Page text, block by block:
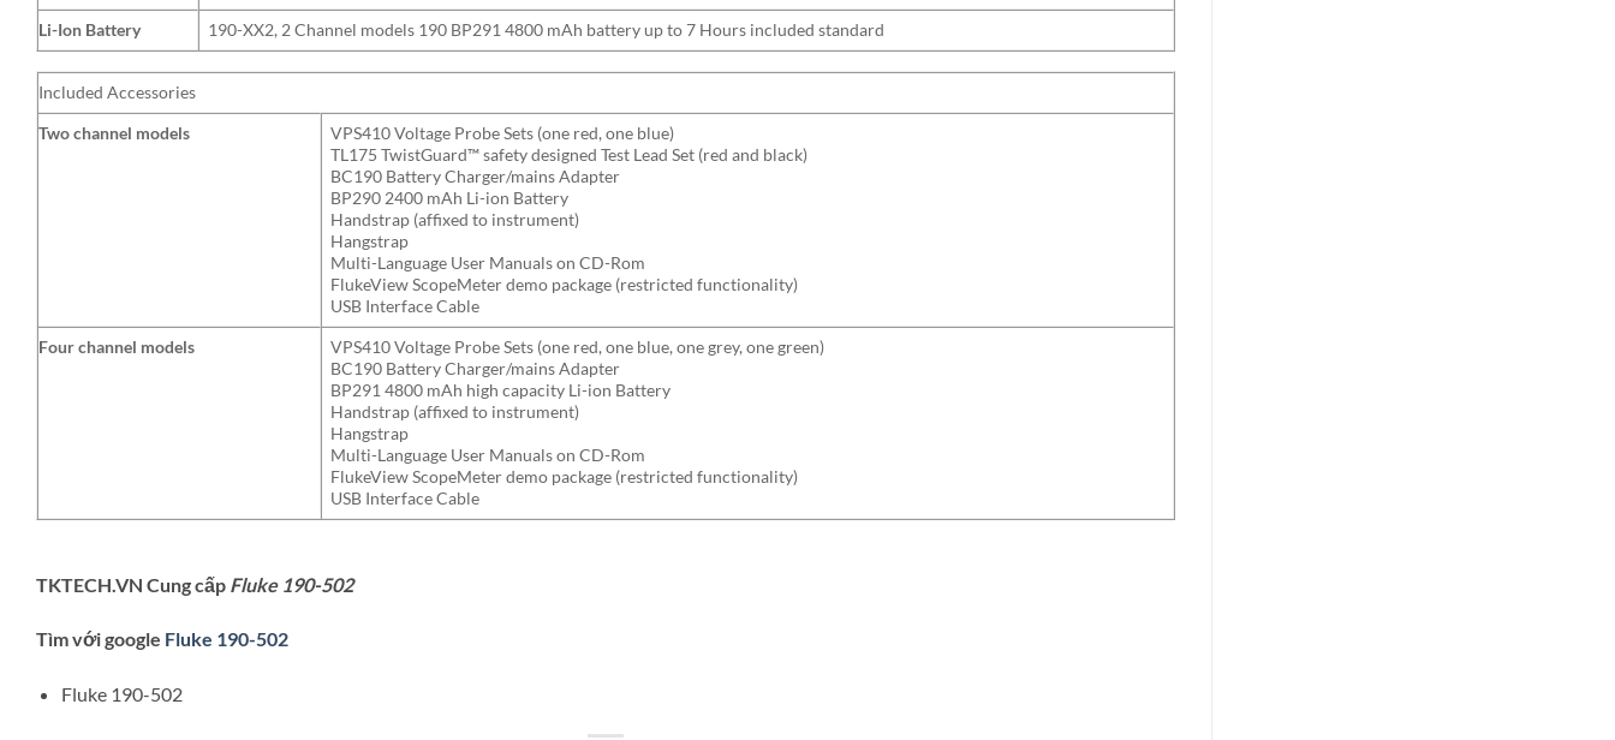
Li-Ion Battery
190-XX2, 2 Channel models 190 BP291 4800 mAh battery up to 7 Hours included standard
Included Accessories
Two channel models
VPS410 Voltage Probe Sets (one red, one blue)
TL175 TwistGuard™ safety designed Test Lead Set (red and black)
BC190 Battery Charger/mains Adapter
BP290 2400 mAh Li-ion Battery
Handstrap (affixed to instrument)
Hangstrap
Multi-Language User Manuals on CD-Rom
FlukeView ScopeMeter demo package (restricted functionality)
USB Interface Cable
Four channel models
VPS410 Voltage Probe Sets (one red, one blue, one grey, one green)
BC190 Battery Charger/mains Adapter
BP291 4800 mAh high capacity Li-ion Battery
Handstrap (affixed to instrument)
Hangstrap
Multi-Language User Manuals on CD-Rom
FlukeView ScopeMeter demo package (restricted functionality)
USB Interface Cable
TKTECH.VN Cung cấp Fluke 190-502
Tìm với google Fluke 190-502
Fluke 190-502